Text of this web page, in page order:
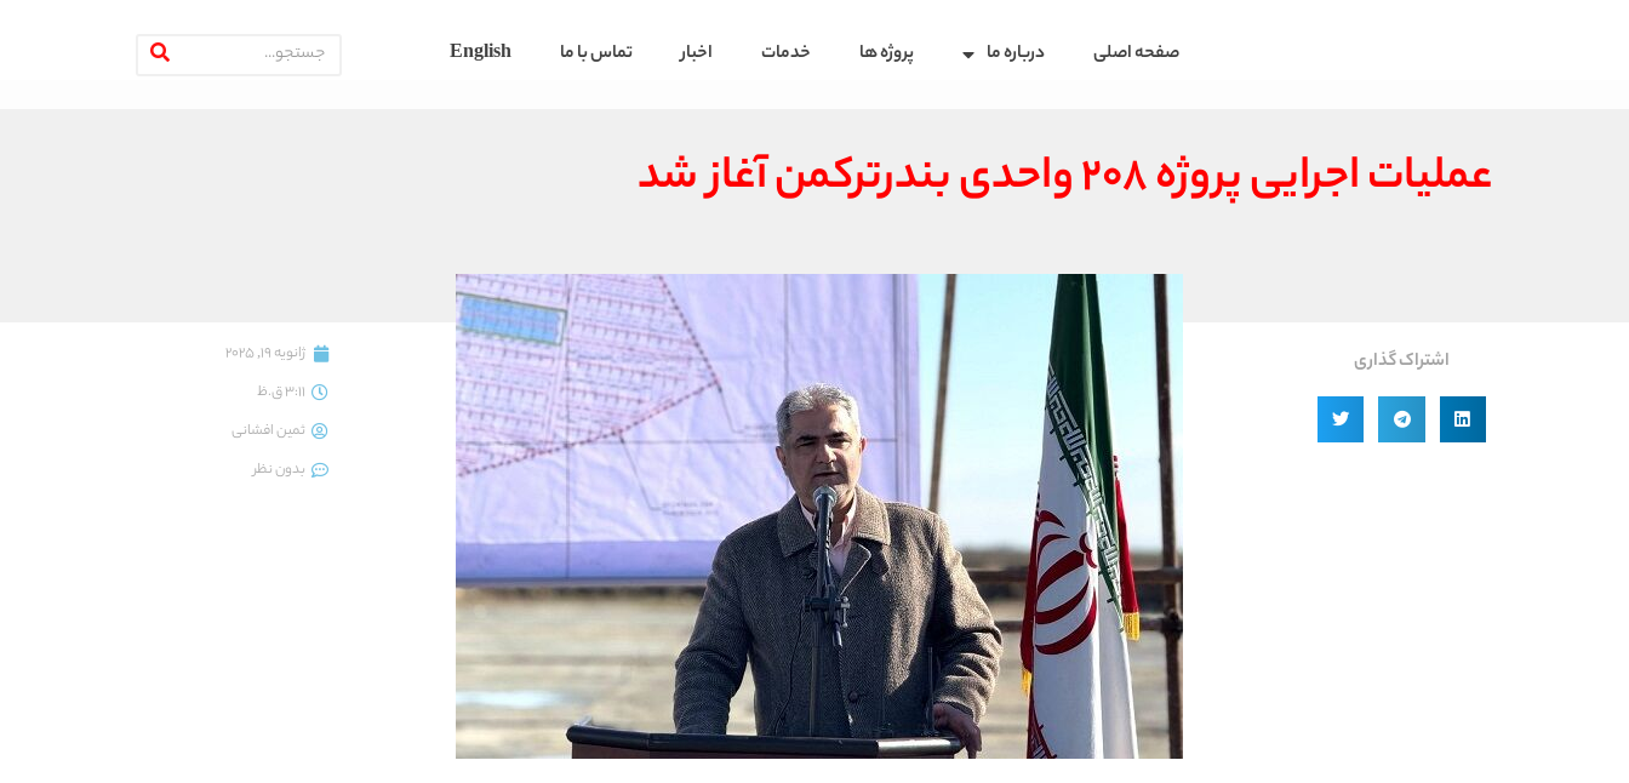
صفحه اصلی درباره ما پروژه ها خدمات اخبار تماس با ما English
عملیات اجرایی پروژه ۲۰۸ واحدی بندرترکمن آغاز شد
اشتراک گذاری
ژانویه 19, 2025
3:11 ق.ظ
ثمین افشانی
بدون نظر